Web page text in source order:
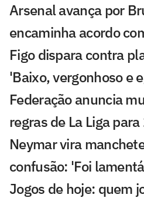
Arsenal avança por
encaminha acordo
Figo dispara contra
'Baixo, vergonhoso e
Federação anuncia
regras de La Liga
Neymar vira
confusão: 'Foi
Jogos de hoje: quem